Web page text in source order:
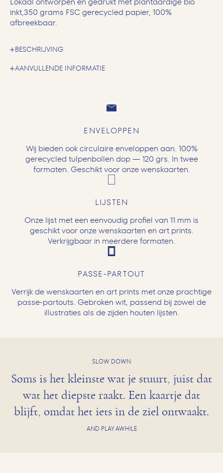
inkt,350 grams FSC gerecycled papier, 100%
afbreekbaar.
BESCHRIJVING
AANVULLENDE INFORMATIE
ENVELOPPEN
Wij bieden ook circulaire enveloppen aan. 100%
gerecycled tulpenbollen dop — 120 grs. In twee
formaten. Geschikt voor onze wenskaarten.
LIJSTEN
Onze lijst met een eenvoudig profiel van 11 mm is
geschikt voor onze wenskaarten en art prints.
Verkrijgbaar in meerdere formaten.
PASSE-PARTOUT
Verrijk de wenskaarten en art prints met onze prachtige
passe-partouts. Gebroken wit, passend bij zowel de
illustraties als de zijden houten lijsten.
SLOW DOWN
Soms is het kleinste wat je stuurt, juist dat
wat het diepste raakt. Een kaartje dat
blijft, omdat het iets in de ziel ontwaakt.
AND PLAY AWHILE